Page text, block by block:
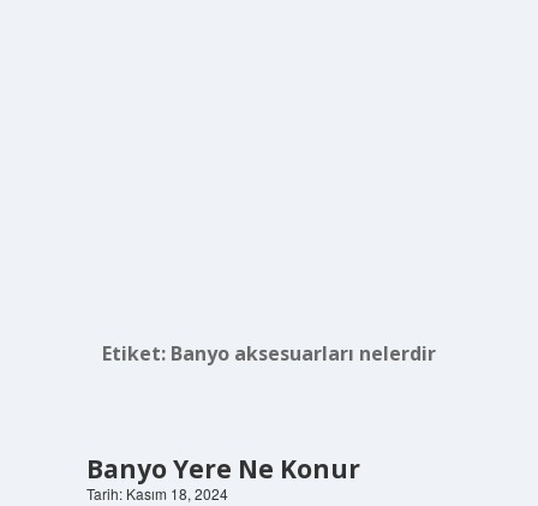
Etiket: Banyo aksesuarları nelerdir
Banyo Yere Ne Konur
Tarih: Kasım 18, 2024